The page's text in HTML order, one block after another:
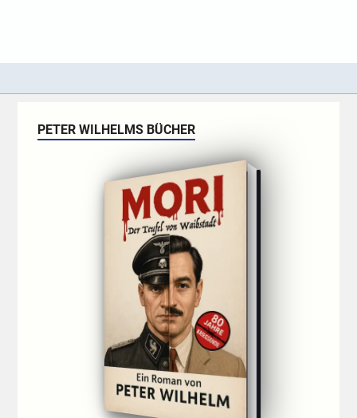
PETER WILHELMS BÜCHER